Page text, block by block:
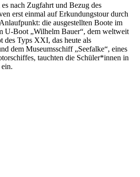
nach Zugfahrt und Bezug des
erst einmal auf Erkundungstour durch
die ausgestellten Boote im
U-Boot „Wilhelm Bauer“, dem weltweit
des Typs XXI, das heute als
dem Museumsschiff „Seefalke“, eines
tauchten die Schüler*innen in